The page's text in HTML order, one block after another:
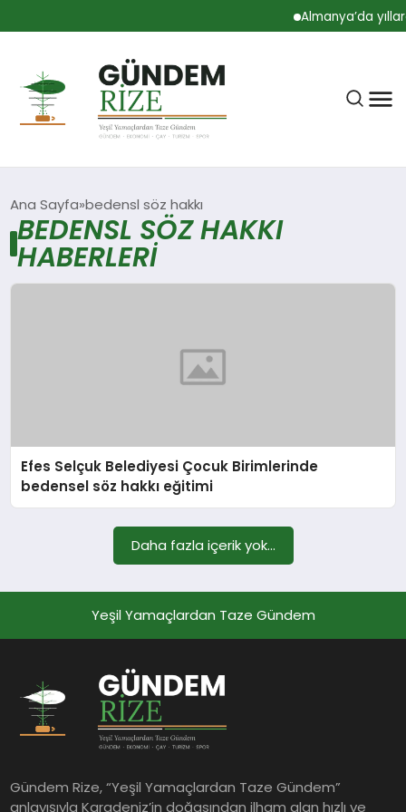
Almanya’da
RIZE
SPOR
Ana Sayfa bedensl söz hakkı
BEDENSL SÖZ HAKKI
HABERLERI
Efes Selçuk Belediyesi Çocuk Birimlerinde
bedensel söz hakkı eğitimi
Daha fazla içerik yok...
Yeşil Yamaçlardan Taze Gündem
Gündem Rize, “Yeşil Yamaçlardan Taze Gündem”
anlayışıyla Karadeniz’in doğasından ilham alan hızlı ve